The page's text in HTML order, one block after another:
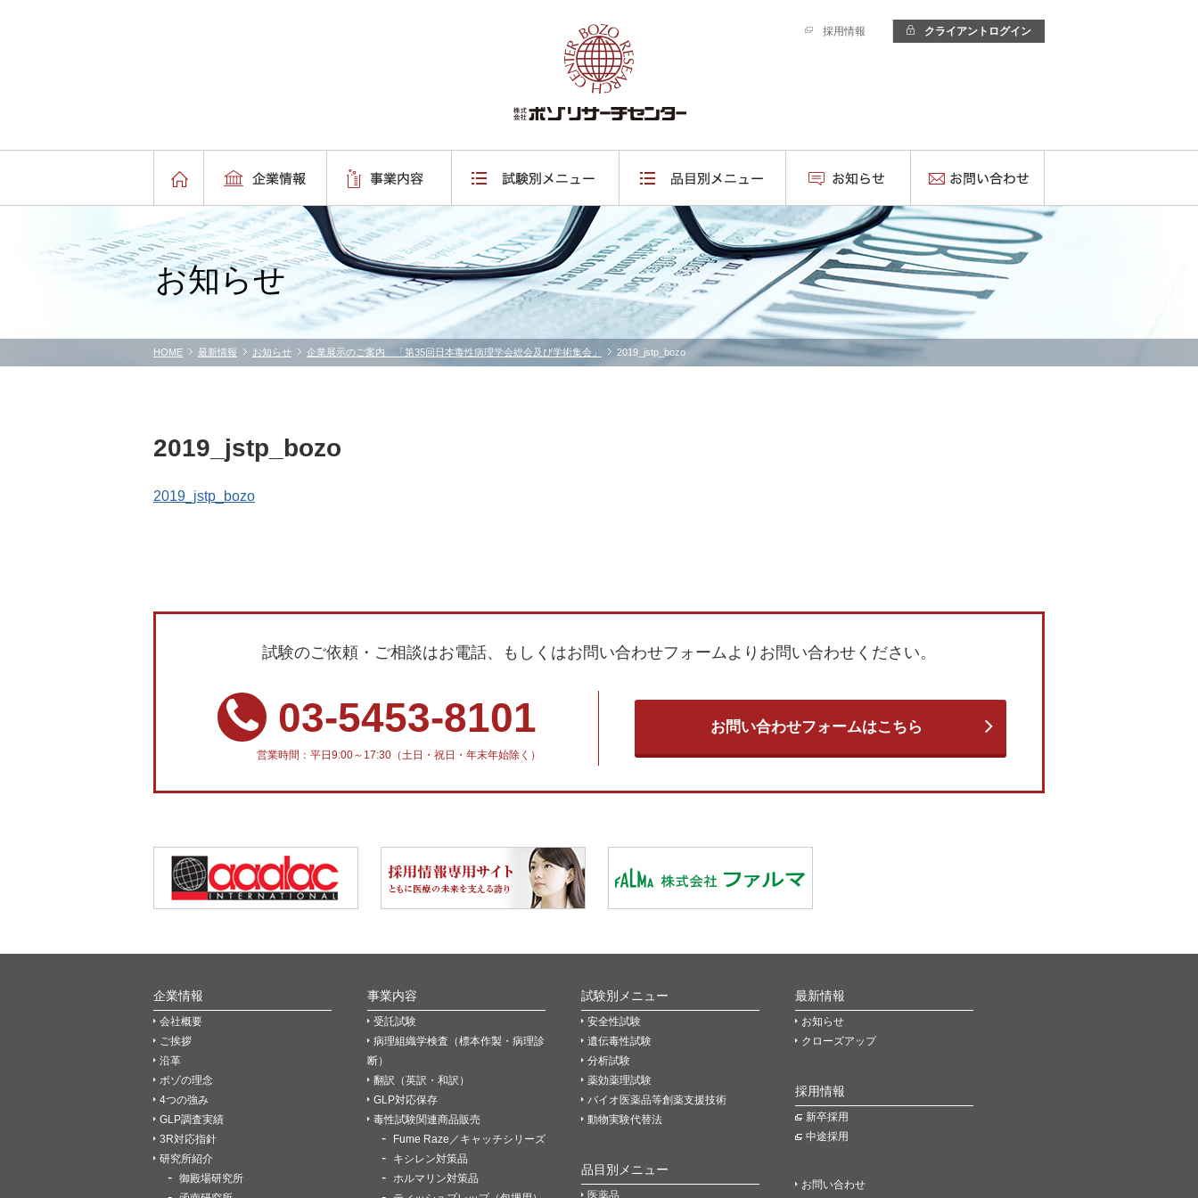
採用情報 クライアントログイン
お知らせ
HOME 最新情報 お知らせ 企業展示のご案内 「第35回日本毒性病理学会総会及び学術集会」 2019_jstp_bozo
2019_jstp_bozo
2019_jstp_bozo
試験のご依頼・ご相談はお電話、もしくはお問い合わせフォームよりお問い合わせください。
03-5453-8101
営業時間：平日9:00～17:30（土日・祝日・年末年始除く）
お問い合わせフォームはこちら
企業情報
会社概要
ご挨拶
沿革
ボゾの理念
4つの強み
GLP調査実績
3R対応指針
研究所紹介
御殿場研究所
事業内容
受託試験
病理組織学検査（標本作製・病理診
断）
翻訳（英訳・和訳）
GLP対応保存
毒性試験関連商品販売
Fume Raze／キャッチシリーズ
キシレン対策品
ホルマリン対策品
試験別メニュー
安全性試験
遺伝毒性試験
分析試験
薬効薬理試験
バイオ医薬品等創薬支援技術
動物実験代替法
品目別メニュー
医薬品
最新情報
お知らせ
クローズアップ
採用情報
新卒採用
中途採用
お問い合わせ